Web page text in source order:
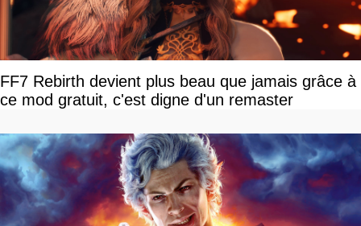
FF7 Rebirth devient plus beau que jamais grâce à
ce mod gratuit, c'est digne d'un remaster